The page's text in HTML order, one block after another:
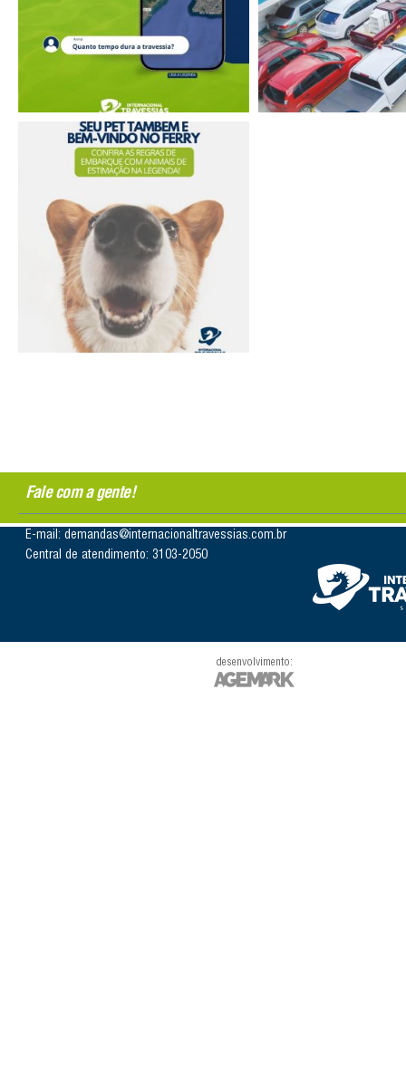
Fale com a gente!
E-mail: demandas@internacionaltravessias.com.br
Central de atendimento: 3103-2050
desenvolvimento: